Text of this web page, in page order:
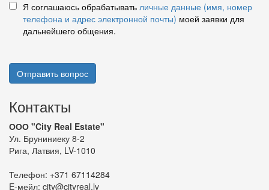
Я соглашаюсь обрабатывать личные данные (имя, номер
телефона и адрес электронной почты) моей заявки для
дальнейшего общения.
Отправить вопрос
Контакты
ООО "City Real Estate"
Ул. Бруниниеку 8-2
Рига, Латвия, LV-1010
Телефон: +371 67114284
E-мейл: city@cityreal.lv